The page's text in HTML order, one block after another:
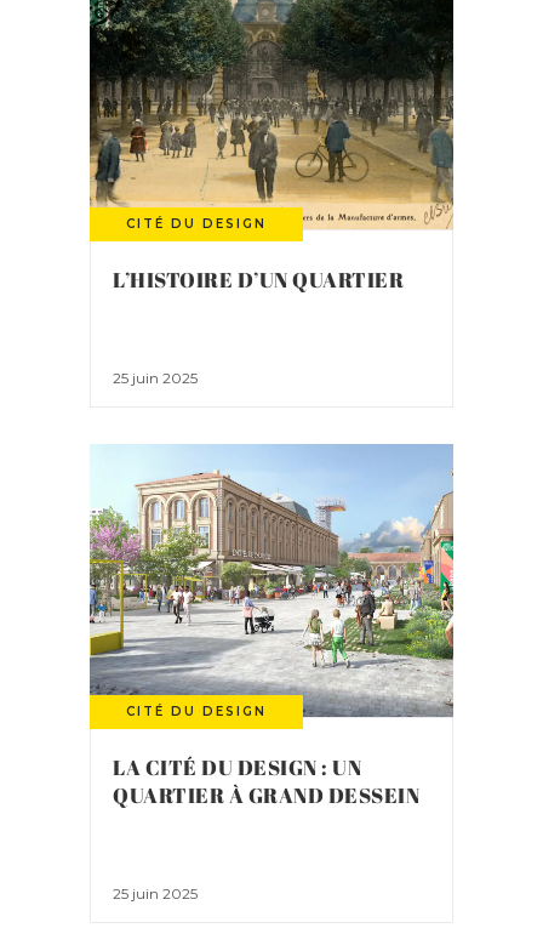
CITÉ DU DESIGN
L’HISTOIRE D’UN QUARTIER
25 juin 2025
CITÉ DU DESIGN
LA CITÉ DU DESIGN : UN
QUARTIER À GRAND DESSEIN
25 juin 2025